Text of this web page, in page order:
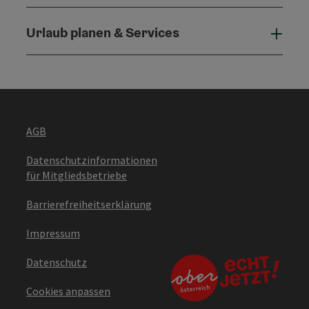
Urlaub planen & Services
AGB
Datenschutzinformationen
für Mitgliedsbetriebe
Barrierefreiheitserklärung
Impressum
Datenschutz
Cookies anpassen